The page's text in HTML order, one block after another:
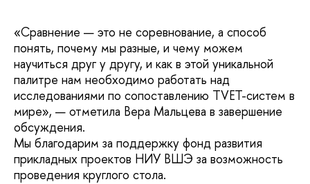
«Сравнение — это не соревнование, а способ
понять, почему мы разные, и чему можем
научиться друг у другу, и как в этой уникальной
палитре нам необходимо работать над
исследованиями по сопоставлению TVET-систем в
мире», — отметила Вера Мальцева в завершение
обсуждения.
Мы благодарим за поддержку фонд развития
прикладных проектов НИУ ВШЭ за возможность
проведения круглого стола.